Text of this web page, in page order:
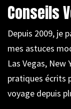
Conseils
Depuis 2009, je
mes astuces
Las Vegas, New
pratiques écrits
voyage depuis